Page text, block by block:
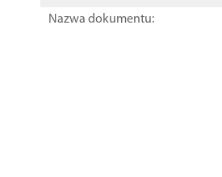
Nazwa dokumentu: